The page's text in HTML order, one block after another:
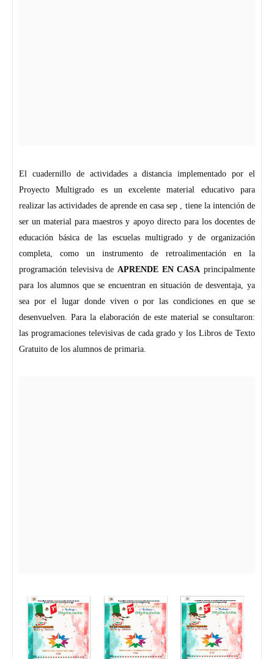
El cuadernillo de actividades a distancia implementado por el
Proyecto Multigrado es un excelente material educativo para
realizar las actividades de aprende en casa sep , tiene la intención de
ser un material para maestros y apoyo directo para los docentes de
educación básica de las escuelas multigrado y de organización
completa, como un instrumento de retroalimentación en la
programación televisiva de APRENDE EN CASA principalmente
para los alumnos que se encuentran en situación de desventaja, ya
sea por el lugar donde viven o por las condiciones en que se
desenvuelven. Para la elaboración de este material se consultaron:
las programaciones televisivas de cada grado y los Libros de Texto
Gratuito de los alumnos de primaria.